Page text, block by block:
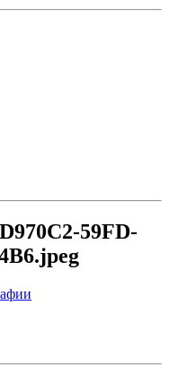
59FD-